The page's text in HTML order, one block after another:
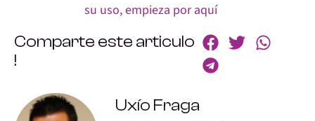
su uso, empieza por aquí
Comparte este articulo
!
Uxío Fraga